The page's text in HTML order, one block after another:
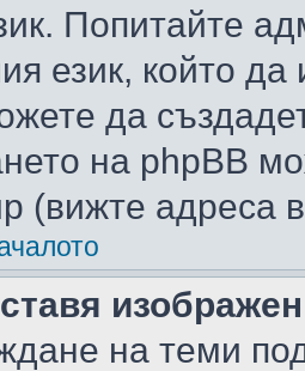
Попитайте
език, който да
да
на phpBB
(вижте адреса
на теми